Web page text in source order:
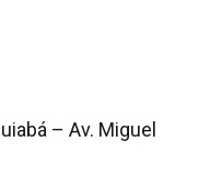
– Av. Miguel